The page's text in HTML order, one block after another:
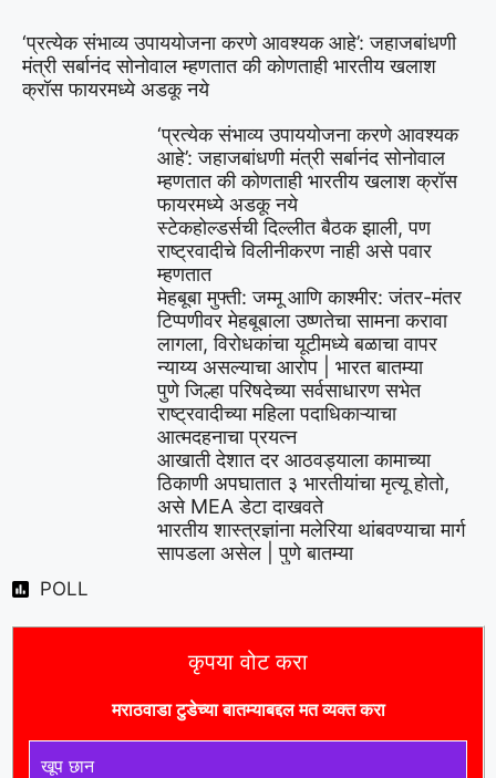
‘प्रत्येक संभाव्य उपाययोजना करणे आवश्यक आहे’: जहाजबांधणी
मंत्री सर्बानंद सोनोवाल म्हणतात की कोणताही भारतीय खलाश
क्रॉस फायरमध्ये अडकू नये
‘प्रत्येक संभाव्य उपाययोजना करणे आवश्यक
आहे’: जहाजबांधणी मंत्री सर्बानंद सोनोवाल
म्हणतात की कोणताही भारतीय खलाश क्रॉस
फायरमध्ये अडकू नये
स्टेकहोल्डर्सची दिल्लीत बैठक झाली, पण
राष्ट्रवादीचे विलीनीकरण नाही असे पवार
म्हणतात
मेहबूबा मुफ्ती: जम्मू आणि काश्मीर: जंतर-मंतर
टिप्पणीवर मेहबूबाला उष्णतेचा सामना करावा
लागला, विरोधकांचा यूटीमध्ये बळाचा वापर
न्याय्य असल्याचा आरोप | भारत बातम्या
पुणे जिल्हा परिषदेच्या सर्वसाधारण सभेत
राष्ट्रवादीच्या महिला पदाधिकाऱ्याचा
आत्मदहनाचा प्रयत्न
आखाती देशात दर आठवड्याला कामाच्या
ठिकाणी अपघातात ३ भारतीयांचा मृत्यू होतो,
असे MEA डेटा दाखवते
भारतीय शास्त्रज्ञांना मलेरिया थांबवण्याचा मार्ग
सापडला असेल | पुणे बातम्या
POLL
कृपया वोट करा
मराठवाडा टुडेच्या बातम्याबद्दल मत व्यक्त करा
खूप छान